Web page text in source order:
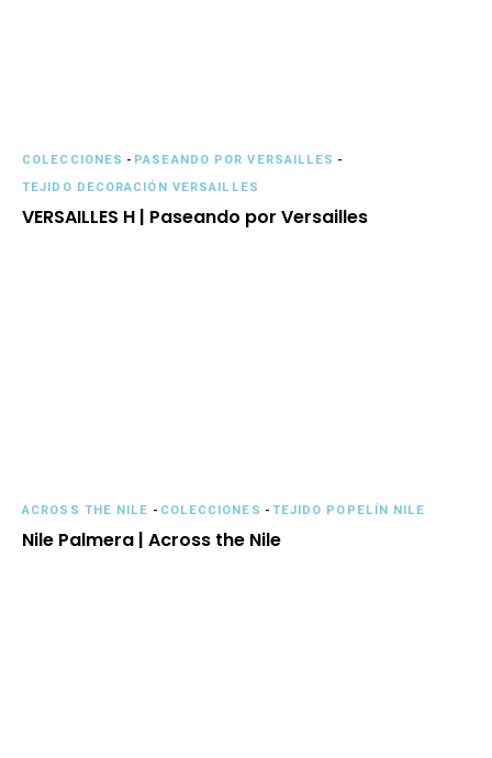
COLECCIONES - PASEANDO POR VERSAILLES -
TEJIDO DECORACIÓN VERSAILLES
VERSAILLES H | Paseando por Versailles
ACROSS THE NILE - COLECCIONES -TEJIDO POPELÍN NILE
Nile Palmera | Across the Nile